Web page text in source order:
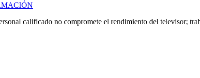
calificado no compromete el rendimiento del televisor;